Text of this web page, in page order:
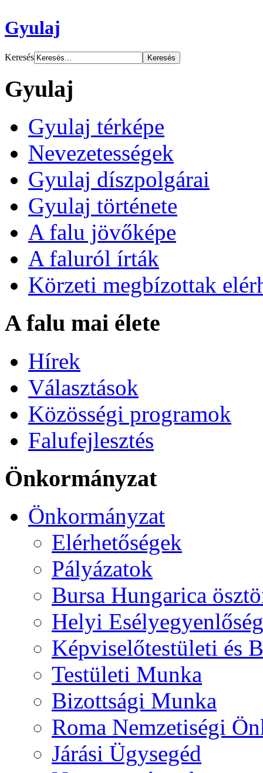
Gyulaj
Keresés
Gyulaj
Gyulaj térképe
Nevezetességek
Gyulaj díszpolgárai
Gyulaj története
A falu jövőképe
A faluról írták
Körzeti megbízottak
A falu mai élete
Hírek
Választások
Közösségi programok
Falufejlesztés
Önkormányzat
Önkormányzat
Elérhetőségek
Pályázatok
Bursa Hungarica
Helyi
Képviselőtestületi és
Testületi Munka
Bizottsági Munka
Roma Nemzetiségi
Járási Ügysegéd